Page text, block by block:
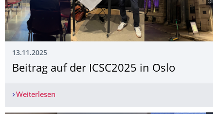
13.11.2025
Beitrag auf der ICSC2025 in Oslo
Weiterlesen